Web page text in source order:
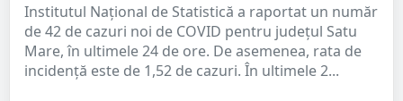
Institutul Național de Statistică a raportat un număr
de 42 de cazuri noi de COVID pentru județul Satu
Mare, în ultimele 24 de ore. De asemenea, rata de
incidență este de 1,52 de cazuri. În ultimele 2...